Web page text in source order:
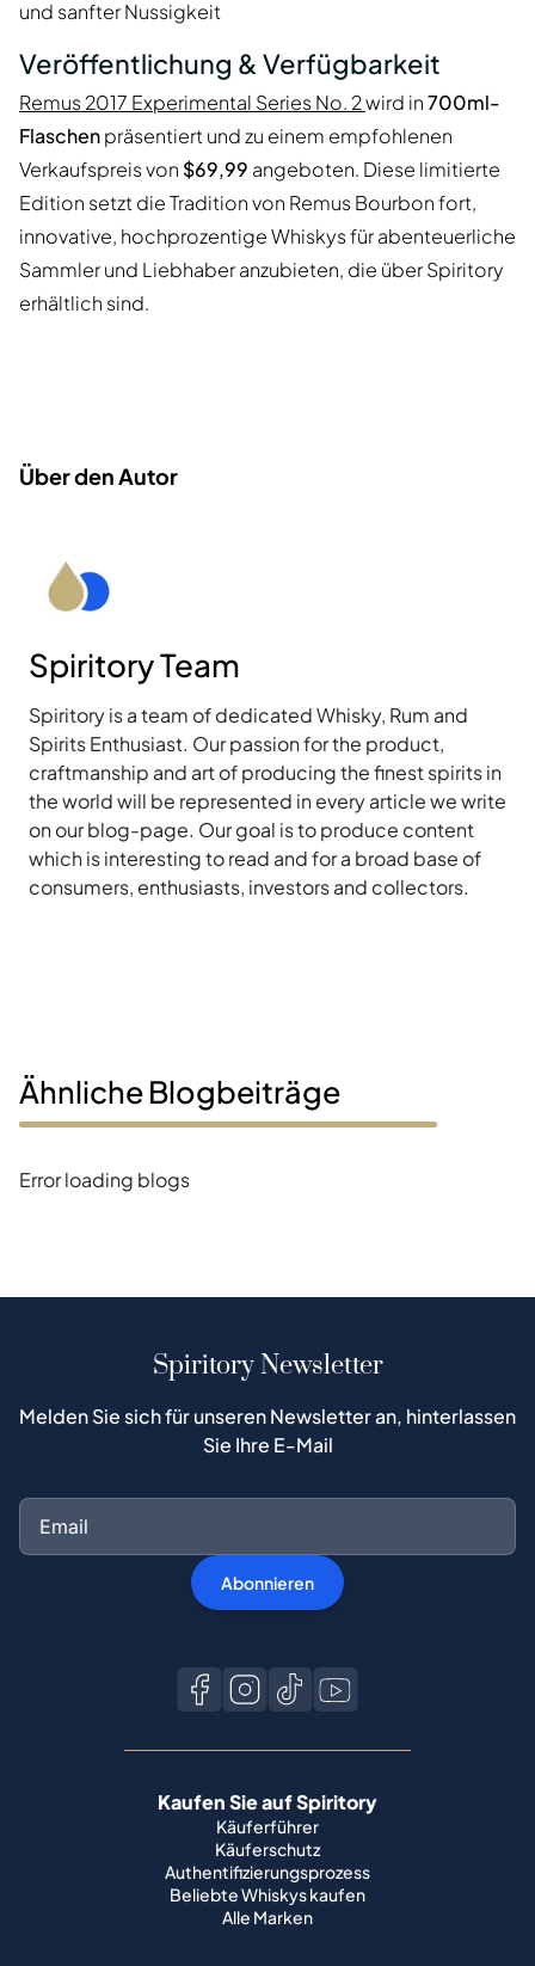
und sanfter Nussigkeit
Veröffentlichung & Verfügbarkeit
Remus 2017 Experimental Series No. 2wird in700ml-
Flaschenpräsentiert und zu einem empfohlenen
Verkaufspreis von $69,99 angeboten. Diese limitierte
Edition setzt die Tradition von Remus Bourbon fort,
innovative, hochprozentige Whiskys für abenteuerliche
Sammler und Liebhaber anzubieten, die über Spiritory
erhältlich sind.
Über den Autor
Spiritory Team
Spiritory is a team of dedicated Whisky, Rum and
Spirits Enthusiast. Our passion for the product,
craftmanship and art of producing the finest spirits in
the world will be represented in every article we write
on our blog-page. Our goal is to produce content
which is interesting to read and for a broad base of
consumers, enthusiasts, investors and collectors.
Ähnliche Blogbeiträge
Error loading blogs
Spiritory Newsletter
Melden Sie sich für unseren Newsletter an, hinterlassen
Sie Ihre E-Mail
Abonnieren
Kaufen Sie auf Spiritory
Käuferführer
Käuferschutz
Authentifizierungsprozess
Beliebte Whiskys kaufen
Alle Marken